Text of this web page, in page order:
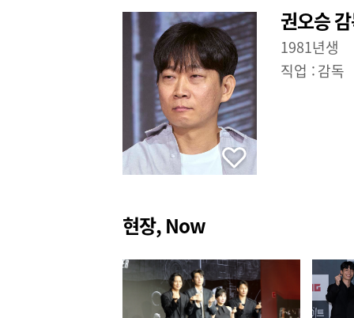
권오승
1981년생
직업 :감독
현장, Now